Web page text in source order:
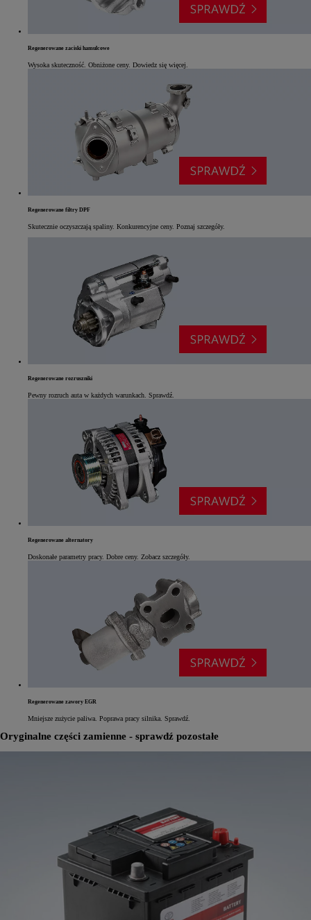
Regenerowane zaciski hamulcowe
Wysoka skuteczność. Obniżone ceny. Dowiedz się więcej.
Regenerowane filtry DPF
Skutecznie oczyszczają spaliny. Konkurencyjne ceny. Poznaj szczegóły.
Regenerowane rozruszniki
Pewny rozruch auta w każdych warunkach. Sprawdź.
Regenerowane alternatory
Doskonałe parametry pracy. Dobre ceny. Zobacz szczegóły.
Regenerowane zawory EGR
Mniejsze zużycie paliwa. Poprawa pracy silnika. Sprawdź.
Oryginalne części zamienne - sprawdź pozostałe